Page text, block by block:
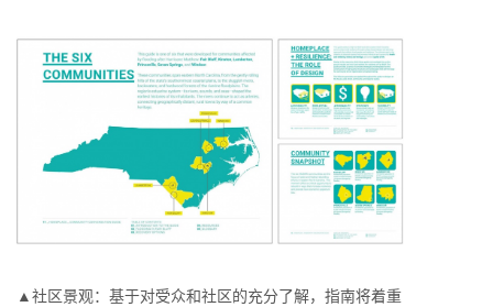
▲社区景观：基于对受众和社区的充分了解，指南将着重